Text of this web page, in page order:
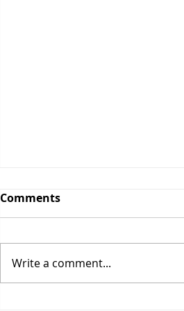
Comments
Write a comment...